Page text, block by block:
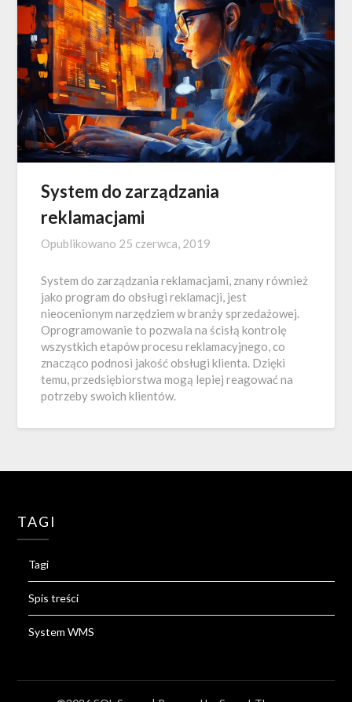
System do zarządzania
reklamacjami
Opublikowano 25 czerwca, 2019
System do zarządzania reklamacjami, znany również
jako program do obsługi reklamacji, jest
nieocenionym narzędziem w branży sprzedażowej.
Oprogramowanie to pozwala na ścisłą kontrolę
wszystkich etapów procesu reklamacyjnego, co
znacząco podnosi jakość obsługi klienta. Dzięki
temu, przedsiębiorstwa mogą lepiej reagować na
potrzeby swoich klientów.
TAGI
Tagi
Spis treści
System WMS